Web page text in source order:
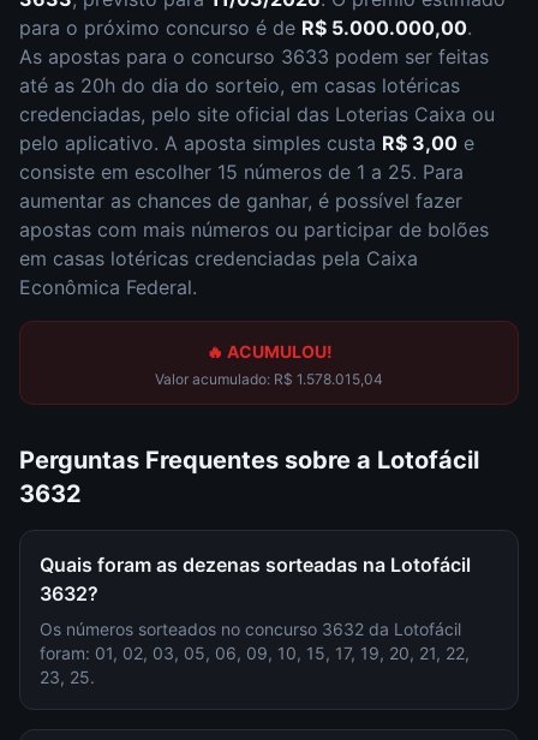
para o próximo concurso é de R$ 5.000.000,00.
As apostas para o concurso 3633 podem ser feitas
até as 20h do dia do sorteio, em casas lotéricas
credenciadas, pelo site oficial das Loterias Caixa ou
pelo aplicativo. A aposta simples custa R$ 3,00 e
consiste em escolher 15 números de 1 a 25. Para
aumentar as chances de ganhar, é possível fazer
apostas com mais números ou participar de bolões
em casas lotéricas credenciadas pela Caixa
Econômica Federal.
🔥 ACUMULOU!
Valor acumulado: R$ 1.578.015,04
Perguntas Frequentes sobre a Lotofácil
3632
Quais foram as dezenas sorteadas na Lotofácil
3632?
Os números sorteados no concurso 3632 da Lotofácil
foram: 01, 02, 03, 05, 06, 09, 10, 15, 17, 19, 20, 21, 22,
23, 25.